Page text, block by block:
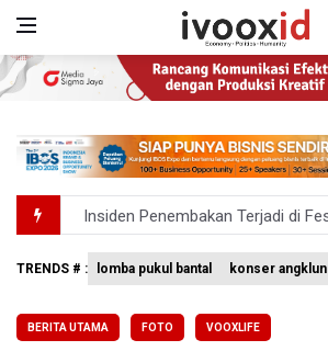
Insiden Penembakan Terjadi di
Kebakaran Hutan dan Lahan
TNI Gelar Latihan Kesiapsiagaan
BPS Sebut Sensus Ekonomi
TRENDS # : lomba pukul bantal konser
BERITA UTAMA FOTO VOOXLIFE